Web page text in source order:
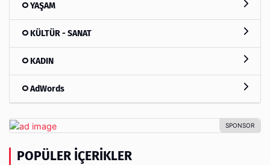
YAŞAM
KÜLTÜR - SANAT
KADIN
AdWords
POPÜLER İÇERIKLER